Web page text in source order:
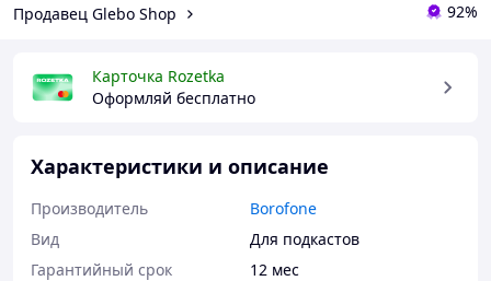
Продавец Glebo Shop 92%
Карточка Rozetka
Оформляй бесплатно
Характеристики и описание
Производитель
Borofone
Вид
Для подкастов
Гарантийный срок
12 мес